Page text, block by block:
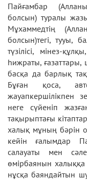
Пайғамбар
болсын) туралы
Мұхаммедтің
болсын)тегі, тууы,
түзілісі, мінез-
һижраты, ғазаттары,
басқа да барлық
Бұған қоса,
жауапкершілікпен
неге сүйеніп
тақырыптағы
халық мұның бәрін
кейін ғалымдар
салауаты мен
өмірбаянын
нұсқа баяндайтын